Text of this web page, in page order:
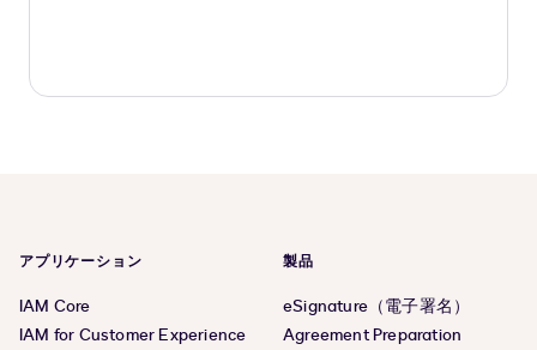
アプリケーション
IAM Core
IAM for Customer Experience
製品
eSignature（電子署名）
Agreement Preparation